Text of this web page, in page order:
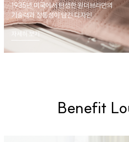
1935년 미국에서 탄생한 원더브라만의
기술력과 정통성이 담긴 디자인
자세히 보기
Benefit